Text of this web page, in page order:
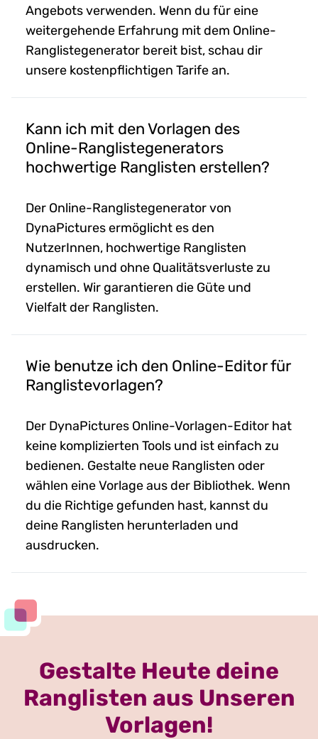
Angebots verwenden. Wenn du für eine
weitergehende Erfahrung mit dem Online-
Ranglistegenerator bereit bist, schau dir
unsere kostenpflichtigen Tarife an.
Kann ich mit den Vorlagen des
Online-Ranglistegenerators
hochwertige Ranglisten erstellen?
Der Online-Ranglistegenerator von
DynaPictures ermöglicht es den
NutzerInnen, hochwertige Ranglisten
dynamisch und ohne Qualitätsverluste zu
erstellen. Wir garantieren die Güte und
Vielfalt der Ranglisten.
Wie benutze ich den Online-Editor für
Ranglistevorlagen?
Der DynaPictures Online-Vorlagen-Editor hat
keine komplizierten Tools und ist einfach zu
bedienen. Gestalte neue Ranglisten oder
wählen eine Vorlage aus der Bibliothek. Wenn
du die Richtige gefunden hast, kannst du
deine Ranglisten herunterladen und
ausdrucken.
Gestalte Heute deine
Ranglisten aus Unseren
Vorlagen!